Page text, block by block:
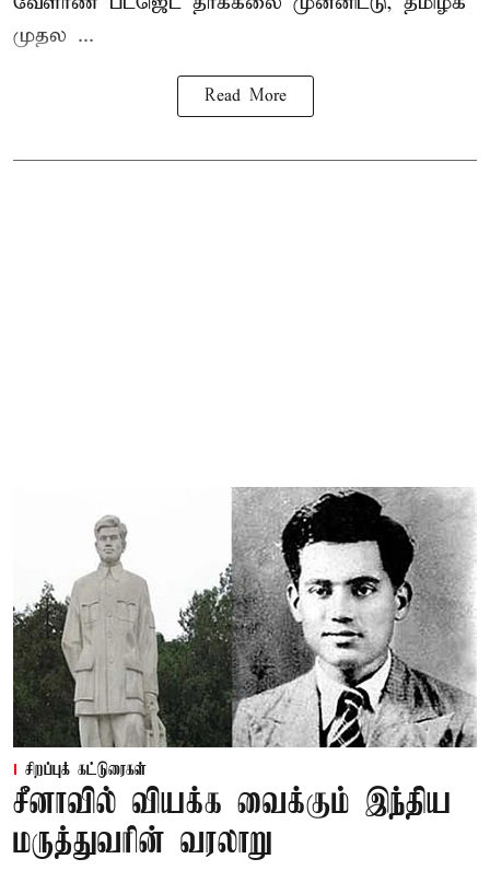
முதல ...
Read More
சிறப்புக் கட்டுரைகள்
சீனாவில் வியக்க வைக்கும் இந்திய
மருத்துவரின் வரலாறு